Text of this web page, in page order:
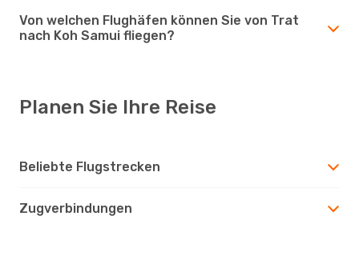
Von welchen Flughäfen können Sie von Trat
nach Koh Samui fliegen?
Planen Sie Ihre Reise
Beliebte Flugstrecken
Zugverbindungen